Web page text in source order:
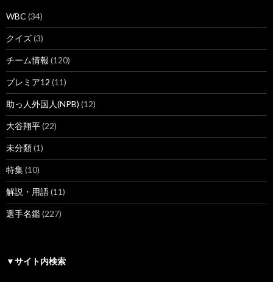
ン
WBC (34)
クイズ(3)
チーム情報 (120)
プレミア12 (11)
助っ人外国人(NPB) (12)
大谷翔平(22)
未分類(1)
特集(10)
解説・用語(11)
選手名鑑(227)
▼サイト内検索